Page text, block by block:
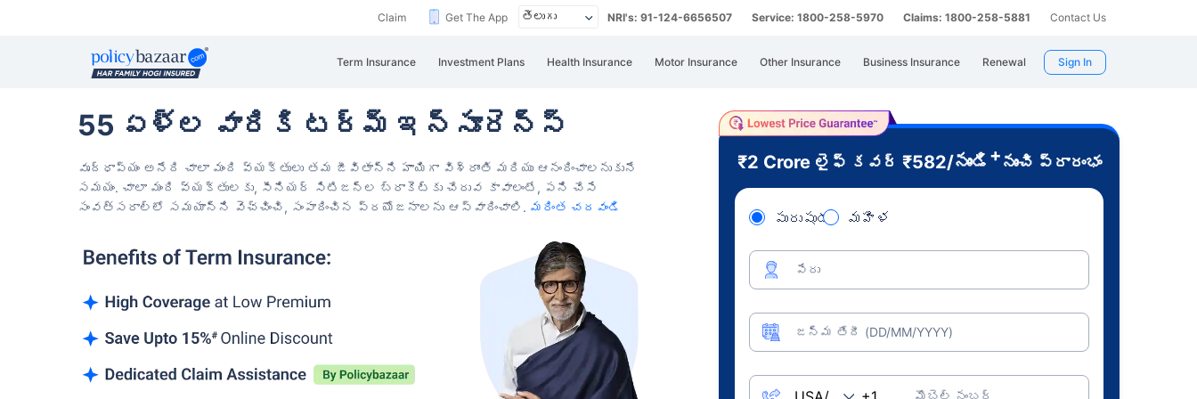
Claim Get The App NRI's: 91-124-6656507 Service: 1800-258-5970 Claims: 1800-258-5881 Contact Us
Term Insurance Investment Plans Health Insurance Motor Insurance Other Insurance Business Insurance Renewal Sign In
55 ఏళ్ల వారికి టర్మ్ ఇన్సూరెన్స్
వృద్ధాప్యం అనేది చాలా మంది వ్యక్తులు తమ జీవితాన్ని హాయిగా విశ్రాంతి మరియు ఆనందించాలనుకునే
సమయం. చాలా మంది వ్యక్తులకు, సీనియర్ సిటిజన్‌ల బ్రాకెట్‌కు చేరువ కావాలంటే, పని చేసే
సంవత్సరాల్లో సమయాన్ని వెచ్చించి, సంపాదించిన ప్రయోజనాలను ఆస్వాదించాలి. మరింత చదవండి
₹2 Crore లైఫ్ కవర్ ₹582/నుండి +నుంచి ప్రారంభం
పురుషుడు మహిళ
పేరు
జన్మ తేదీ (DD/MM/YYYY)
మొబైల్ నంబర్